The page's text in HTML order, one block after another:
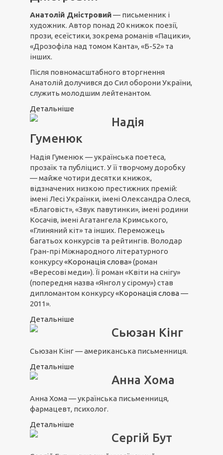
Анатолій Дністровий— письменник і
художник. Автор понад 20 книжок поезії,
прози, есеїстики, зокрема романів «Пацики»,
«Дрозофіла над томом Канта», «Б-52» та
інших.
Після повномасштабного вторгнення
Анатолій долучився до Сил оборони України,
служить молодшим лейтенантом.
Детальніше
Надія
Гуменюк
Надія Гуменюк — українська поетеса,
прозаїк та публіцист. У її творчому доробку
— майже чотири десятки книжок,
відзначених низкою престижних премій:
імені Лесі Українки, імені Олександра Олеся,
«Благовіст», «Звук павутинки», імені родини
Косачів, імені Агатангела Кримського,
«Глиняний кіт» та інших. Переможець
багатьох конкурсів та рейтингів. Володар
Гран-прі Міжнародного літературного
конкурсу«Коронація слова»(роман
«Вересові меди»). Її роман «Квіти на снігу»
(попередня назва «Янгол у сірому») став
дипломантом конкурсу«Коронація слова—
2011».
Детальніше
Сьюзан Кінг
Сьюзан Кінг — американська письменниця.
Детальніше
Анна Хома
Анна Хома — українська письменниця,
фармацевт, психолог.
Детальніше
Сергій Бут